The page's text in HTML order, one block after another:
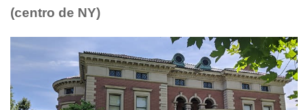
(centro de NY)